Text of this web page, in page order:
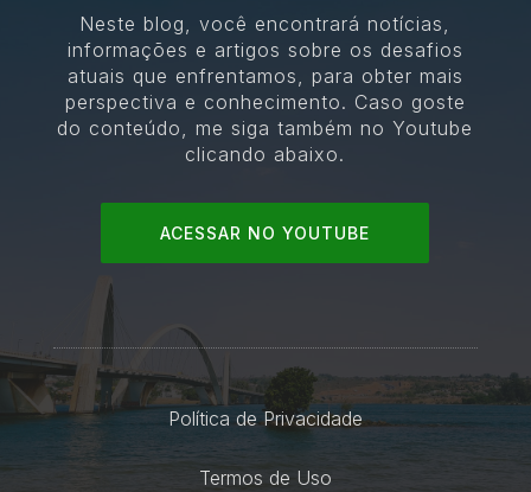
Neste blog, você encontrará notícias,
informações e artigos sobre os desafios
atuais que enfrentamos, para obter mais
perspectiva e conhecimento. Caso goste
do conteúdo, me siga também no Youtube
clicando abaixo.
ACESSAR NO YOUTUBE
Política de Privacidade
Termos de Uso